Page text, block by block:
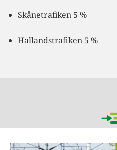
Skånetrafiken 5 %
Hallandstrafiken 5 %